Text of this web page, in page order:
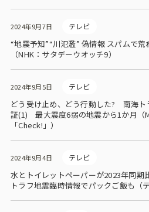
2024年9月7日 テレビ
“地震予知”“川氾濫” 偽情報 スパムで荒
（NHK：サタデーウオッチ9）
2024年9月5日 テレビ
どう受け止め、どう行動した? 南海ト
証(1) 最大震度6弱の地震から1か月（
「Check!」）
2024年9月4日 テレビ
水とトイレットペーパーが2023年同
トラフ地震臨時情報でパックご飯も（